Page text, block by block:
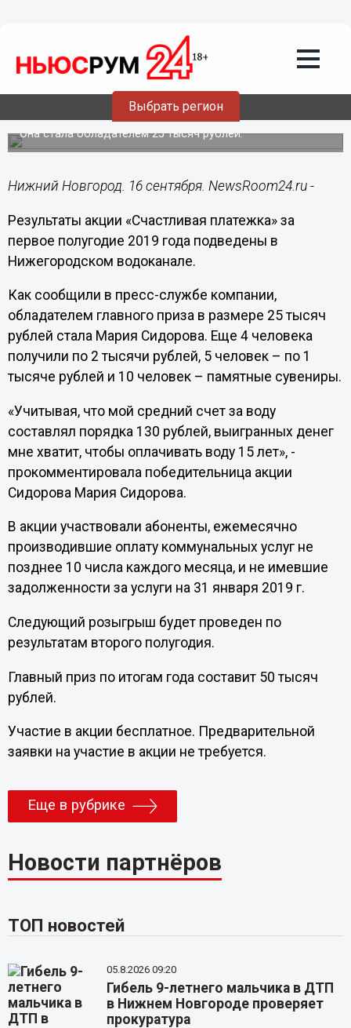
Выбрать регион
Нижегородка Мария Сидорова
выиграла в акции «Счастливая
Она стала обладателем 25 тысяч рублей.
Нижний Новгород. 16 сентября. NewsRoom24.ru -
Результаты акции «Счастливая платежка» за
первое полугодие 2019 года подведены в
Нижегородском водоканале.
Как сообщили в пресс-службе компании,
обладателем главного приза в размере 25 тысяч
рублей стала Мария Сидорова. Еще 4 человека
получили по 2 тысячи рублей, 5 человек – по 1
тысяче рублей и 10 человек – памятные сувениры.
«Учитывая, что мой средний счет за воду
составлял порядка 130 рублей, выигранных денег
мне хватит, чтобы оплачивать воду 15 лет», -
прокомментировала победительница акции
Сидорова Мария Сидорова.
В акции участвовали абоненты, ежемесячно
производившие оплату коммунальных услуг не
позднее 10 числа каждого месяца, и не имевшие
задолженности за услуги на 31 января 2019 г.
Следующий розыгрыш будет проведен по
результатам второго полугодия.
Главный приз по итогам года составит 50 тысяч
рублей.
Участие в акции бесплатное. Предварительной
заявки на участие в акции не требуется.
Еще в рубрике
Новости партнёров
ТОП новостей
05.8.2026 09:20
Гибель 9-летнего мальчика в ДТП
в Нижнем Новгороде проверяет
прокуратура